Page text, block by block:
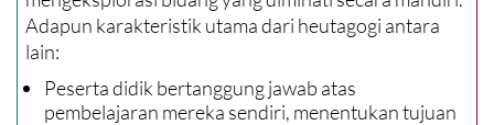
Adapun karakteristik utama dari heutagogi antara
lain:
Peserta didik bertanggung jawab atas
pembelajaran mereka sendiri, menentukan tujuan